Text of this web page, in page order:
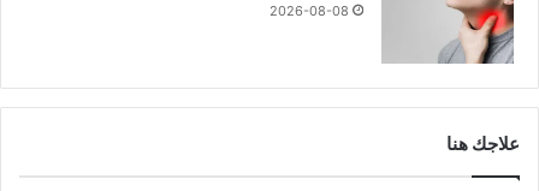
2026-08-08
علاجك هنا